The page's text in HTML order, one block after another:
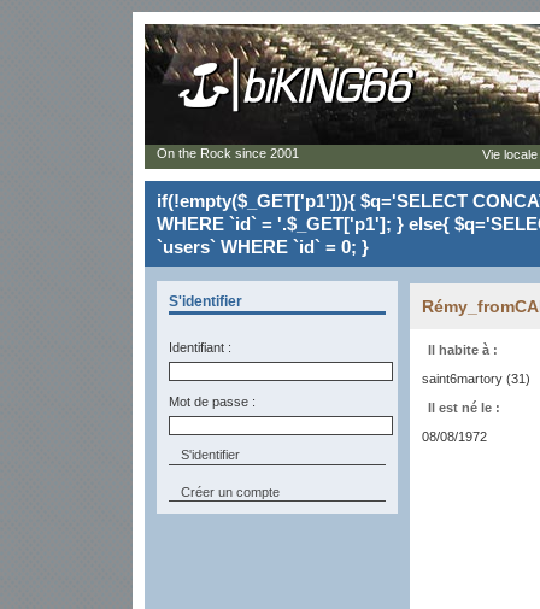
if(!empty($_GET['p1'])){ $q='SELECT
WHERE `id` = '.$_GET['p1']; } else{
`users` WHERE `id` = 0; }
S'identifier
Identifiant :
Mot de passe :
Créer un compte
Il habite à :
saint6martory (31)
Il est né le :
08/08/1972
On the Rock since 2001 Vie